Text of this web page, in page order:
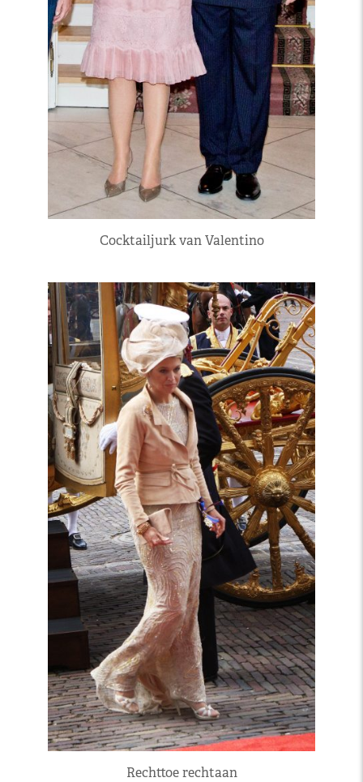
Cocktailjurk van Valentino
Rechttoe rechtaan